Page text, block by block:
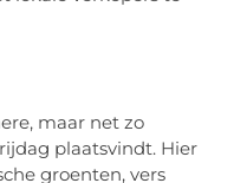
maar net zo
plaatsvindt. Hier
groenten, vers